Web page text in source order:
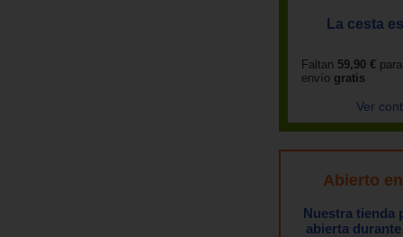
La cesta
Faltan 59,90 €
envío gratis
Ver
Abierto
Nuestra tienda
abierta